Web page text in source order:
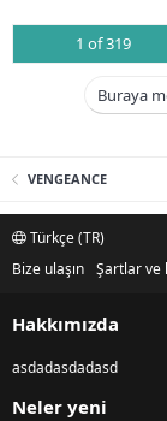
1 of 319
Buraya
VENGEANCE
Türkçe (TR)
Bize ulaşın Şartlar ve
Hakkımızda
asdadasdadasd
Neler yeni